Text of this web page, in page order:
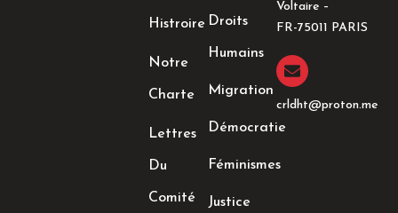
Histroire
Notre
Charte
Lettres
Du
Comité
Droits
Humains
Migration
Démocratie
Féminismes
Justice
Voltaire –
FR-75011 PARIS
crldht@proton.me